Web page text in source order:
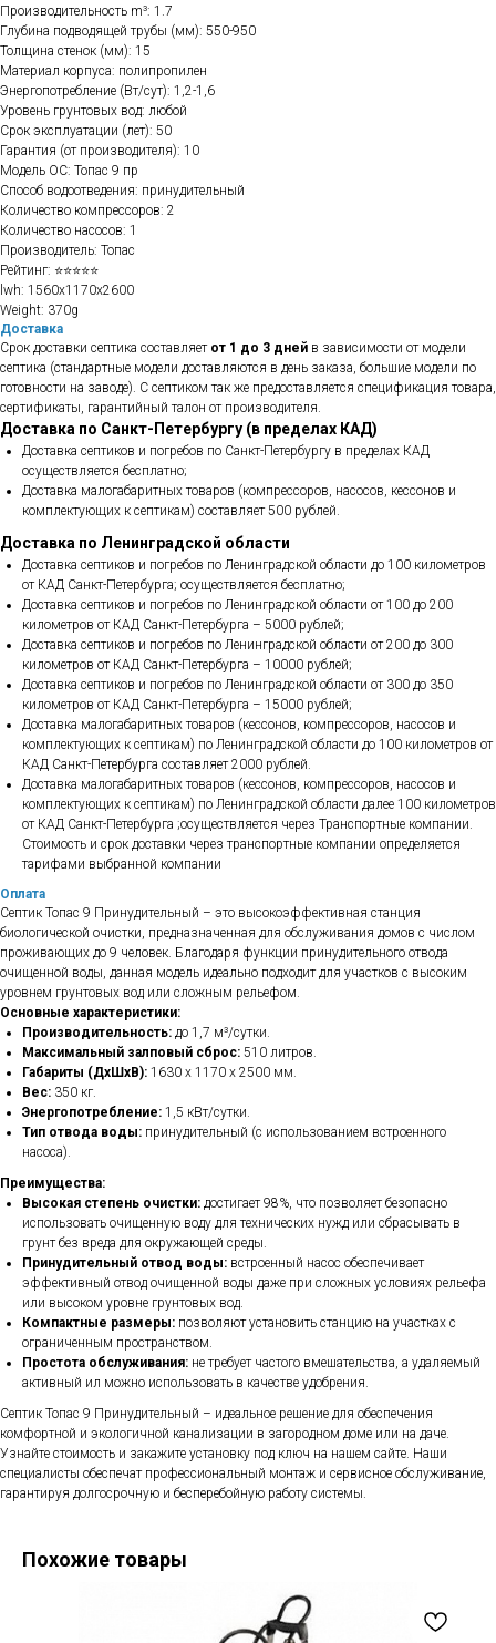
Производительность m³: 1.7
Глубина подводящей трубы (мм): 550-950
Толщина стенок (мм): 15
Материал корпуса: полипропилен
Энергопотребление (Вт/сут): 1,2-1,6
Уровень грунтовых вод: любой
Срок эксплуатации (лет): 50
Гарантия (от производителя): 10
Модель ОС: Топас 9 пр
Способ водоотведения: принудительный
Количество компрессоров: 2
Количество насосов: 1
Производитель: Топас
Рейтинг: ⭐⭐⭐⭐⭐
lwh: 1560x1170x2600
Weight: 370g
Доставка
Срок доставки септика составляет от 1 до 3 дней в зависимости от модели
септика (стандартные модели доставляются в день заказа, большие модели по
готовности на заводе). С септиком так же предоставляется спецификация товара,
сертификаты, гарантийный талон от производителя.
Доставка по Санкт-Петербургу (в пределах КАД)
Доставка септиков и погребов по Санкт-Петербургу в пределах КАД
осуществляется бесплатно;
Доставка малогабаритных товаров (компрессоров, насосов, кессонов и
комплектующих к септикам) составляет 500 рублей.
Доставка по Ленинградской области
Доставка септиков и погребов по Ленинградской области до 100 километров
от КАД Санкт-Петербурга; осуществляется бесплатно;
Доставка септиков и погребов по Ленинградской области от 100 до 200
километров от КАД Санкт-Петербурга – 5000 рублей;
Доставка септиков и погребов по Ленинградской области от 200 до 300
километров от КАД Санкт-Петербурга – 10000 рублей;
Доставка септиков и погребов по Ленинградской области от 300 до 350
километров от КАД Санкт-Петербурга – 15000 рублей;
Доставка малогабаритных товаров (кессонов, компрессоров, насосов и
комплектующих к септикам) по Ленинградской области до 100 километров от
КАД Санкт-Петербурга составляет 2000 рублей.
Доставка малогабаритных товаров (кессонов, компрессоров, насосов и
комплектующих к септикам) по Ленинградской области далее 100 километров
от КАД Санкт-Петербурга ;осуществляется через Транспортные компании.
Стоимость и срок доставки через транспортные компании определяется
тарифами выбранной компании
Оплата
Септик Топас 9 Принудительный – это высокоэффективная станция
биологической очистки, предназначенная для обслуживания домов с числом
проживающих до 9 человек. Благодаря функции принудительного отвода
очищенной воды, данная модель идеально подходит для участков с высоким
уровнем грунтовых вод или сложным рельефом.
Основные характеристики:
Производительность: до 1,7 м³/сутки.
Максимальный залповый сброс: 510 литров.
Габариты (ДхШхВ): 1630 x 1170 x 2500 мм.
Вес: 350 кг.
Энергопотребление: 1,5 кВт/сутки.
Тип отвода воды: принудительный (с использованием встроенного
насоса).
Преимущества:
Высокая степень очистки: достигает 98%, что позволяет безопасно
использовать очищенную воду для технических нужд или сбрасывать в
грунт без вреда для окружающей среды.
Принудительный отвод воды: встроенный насос обеспечивает
эффективный отвод очищенной воды даже при сложных условиях рельефа
или высоком уровне грунтовых вод.
Компактные размеры: позволяют установить станцию на участках с
ограниченным пространством.
Простота обслуживания: не требует частого вмешательства, а удаляемый
активный ил можно использовать в качестве удобрения.
Септик Топас 9 Принудительный – идеальное решение для обеспечения
комфортной и экологичной канализации в загородном доме или на даче.
Узнайте стоимость и закажите установку под ключ на нашем сайте. Наши
специалисты обеспечат профессиональный монтаж и сервисное обслуживание,
гарантируя долгосрочную и бесперебойную работу системы.
Похожие товары